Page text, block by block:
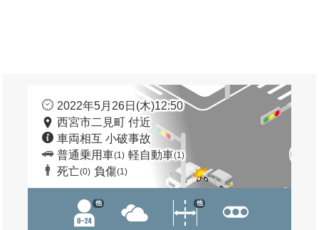
2022年5月26日(木)12:50
西宮市二見町 付近
車両相互 小破事故
普通乗用車(1) 軽自動車(1)
死亡(0) 負傷(1)
他 他